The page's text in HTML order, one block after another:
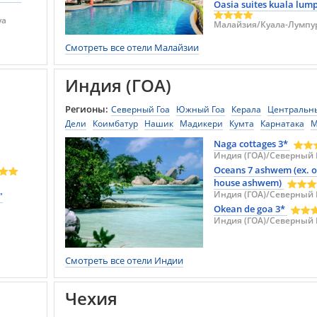
Oasia suites kuala
Малайзия/Куала-
Смотреть все отели Малайзии
Индия (ГОА)
Регионы: Северный Гоа Южный Гоа Керала
Дели
Коимбатур Нашик Мадикери Кумта Карнатака
Прадеш Кополи Коччи Фаридабад
Силигури
Ченгалпатту Индаур Гарджиа Уттаракханд
Джайсалмер Пачмарай Дханбад Лудхияна Майсур
Махабалипурам Гургаон Рамнагар Дварка Ришикеш
Манесар Джаландхар Триссур Гопалпур Салем
Манипала Сонамарг Байвади Гуджарат Гандинагар
Шимла
Зиракпур Дургапур Гангток
Тируппур Тхане Шоджа
Уттар-Прадеш Патханкот Веллуру
Харда Лонавала Рева Матхура
Бхимтал Аджмер Улейтокпо Путтапарти Пури Ладакх
Раджастхан
Naga cottages 3*
Индия (ГОА)/Северный
Oceans 7 ashwem (ex.
house ashwem)
Индия (ГОА)/Северный
Okean de goa 3*
Индия (ГОА)/Северный
Смотреть все отели Индии
Чехия